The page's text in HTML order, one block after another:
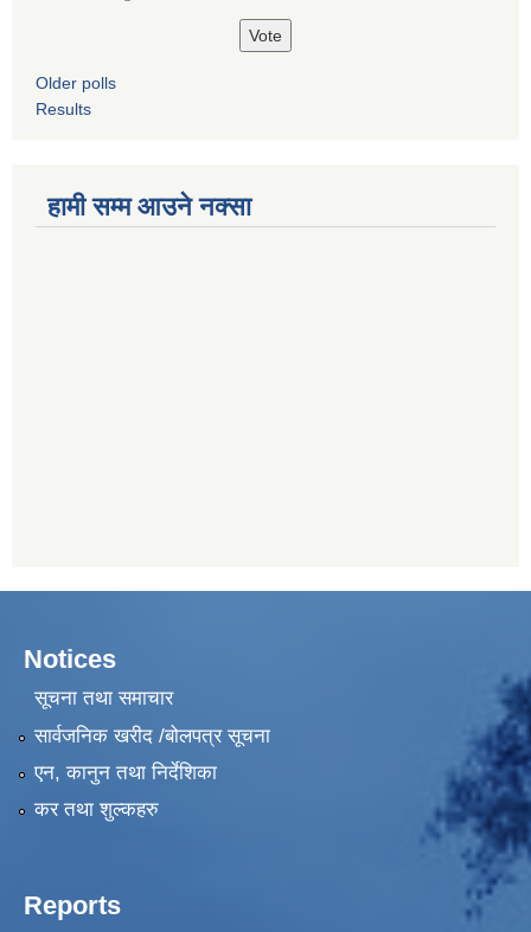
Older polls
Results
हामी सम्म आउने नक्सा
Notices
सूचना तथा समाचार
सार्वजनिक खरीद /बोलपत्र सूचना
एन, कानुन तथा निर्देशिका
कर तथा शुल्कहरु
Reports